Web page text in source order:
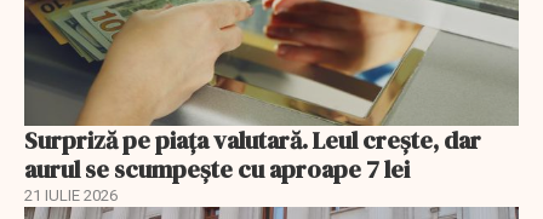
Surpriză pe piața valutară. Leul crește, dar
aurul se scumpește cu aproape 7 lei
21 IULIE 2026